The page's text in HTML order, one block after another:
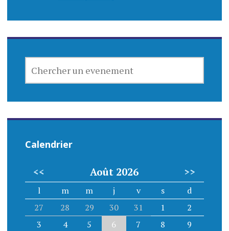
UN
Calendrier
<< Août 2026 >>
l m m j v s
d
27
28 29 30 31 1
2
3
4 5 6 7 8
9